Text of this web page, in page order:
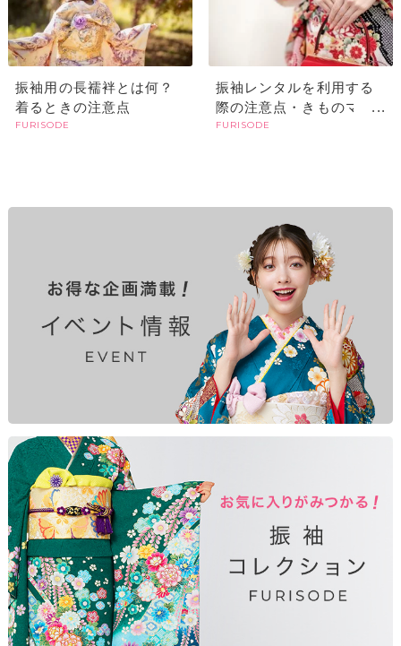
振袖用の長襦袢とは何？
着るときの注意点
FURISODE
振袖レンタルを利用する
際の注意点・きものマナ
ー
FURISODE